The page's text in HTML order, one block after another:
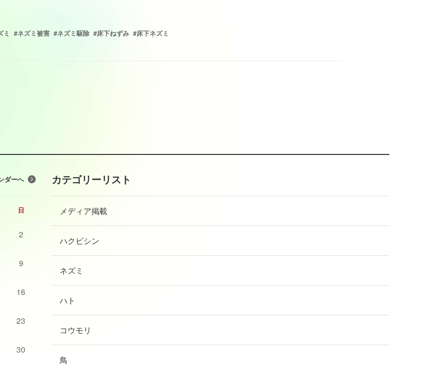
ミ #ネズミ被害 #ネズミ駆除 #床下ねずみ #床下ネズミ
ダーへ
日
2
9
16
23
30
カテゴリーリスト
メディア掲載
ハクビシン
ネズミ
ハト
コウモリ
鳥